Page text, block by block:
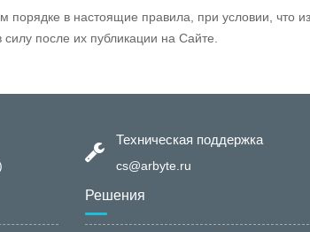
порядке в настоящие правила, при условии, что
после их публикации на Сайте.
Техническая поддержка
cs@arbyte.ru
Решения